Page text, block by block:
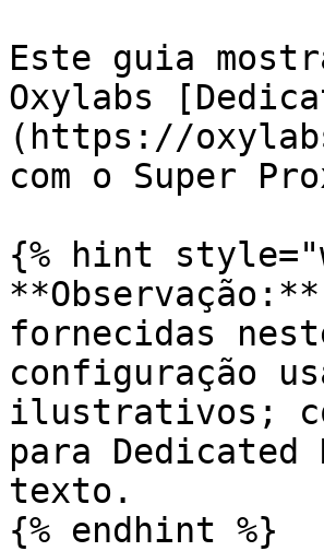
Este guia
Oxylabs
(https://
com o Super
{% hint
fornecidas
configuração
ilustrativos;
para
texto.
{% endhint %}